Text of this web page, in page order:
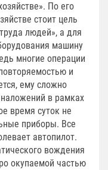
По его
стоит цель
людей», а для
машину
многие операции
и
ему сложно
в рамках
время суток не
приборы. Все
автопилот.
вождения
окупаемой частью